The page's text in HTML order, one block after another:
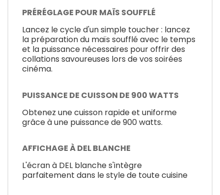
PRÉRÉGLAGE POUR MAÏS SOUFFLÉ
Lancez le cycle d'un simple toucher : lancez
la préparation du maïs soufflé avec le temps
et la puissance nécessaires pour offrir des
collations savoureuses lors de vos soirées
cinéma.
PUISSANCE DE CUISSON DE 900 WATTS
Obtenez une cuisson rapide et uniforme
grâce à une puissance de 900 watts.
AFFICHAGE À DEL BLANCHE
L'écran à DEL blanche s'intègre
parfaitement dans le style de toute cuisine